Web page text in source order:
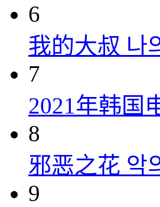
6
我的大叔 나
7
2021年韩国
8
邪恶之花 악
9